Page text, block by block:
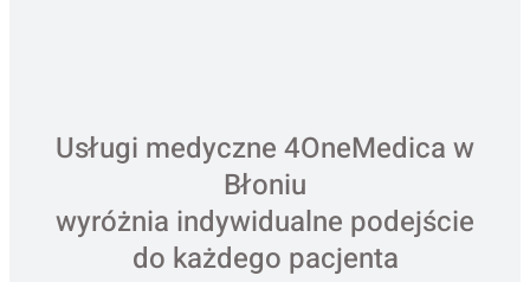
Usługi medyczne 4OneMedica w
Błoniu
wyróżnia indywidualne podejście
do każdego pacjenta